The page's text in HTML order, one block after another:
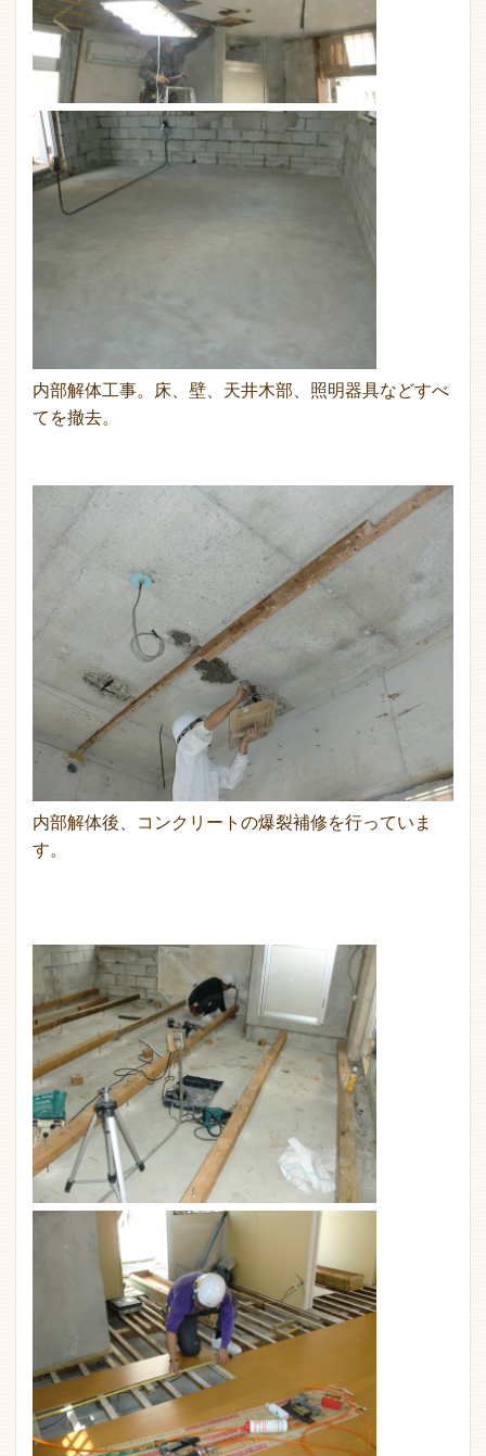
内部解体工事。床、壁、天井木部、照明器具などすべ
てを撤去。
内部解体後、コンクリートの爆裂補修を行っていま
す。